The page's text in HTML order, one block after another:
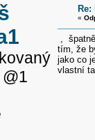
«
,
tím, že
jako co
vlastní